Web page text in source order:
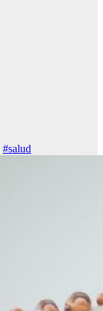
#salud